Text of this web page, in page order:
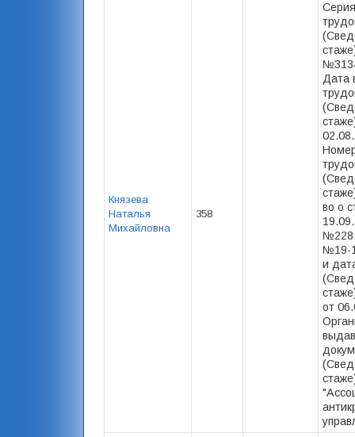
Князева
Наталья
Михайловна
358
Дата
во о
№19-
и
от